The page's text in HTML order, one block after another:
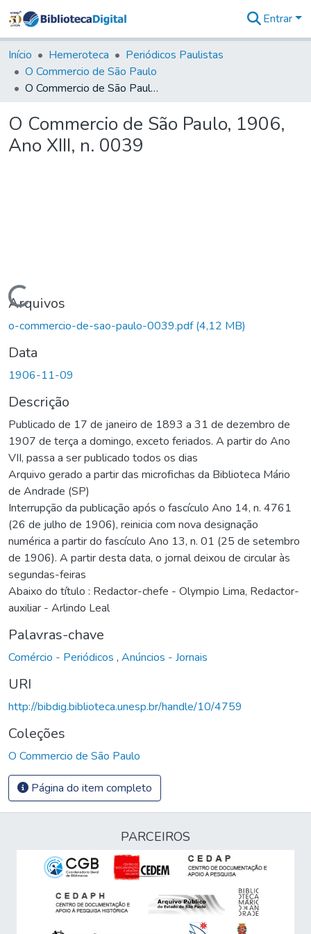
&
Coleções
Tudo na
Biblioteca
Estatísticas
Entrar
Início Hemeroteca
Periódicos Paulistas
O Commercio de São Paulo
O Commercio de São Paulo, 1906, Ano XIII, n. 0039
O Commercio de São Paulo, 1906,
Ano XIII, n. 0039
Carregando...
Arquivos
o-commercio-de-sao-paulo-0039.pdf(4,12 MB)
Data
1906-11-09
Descrição
Publicado de 17 de janeiro de 1893 a 31 de dezembro de
1907 de terça a domingo, exceto feriados. A partir do Ano
VII, passa a ser publicado todos os dias
Arquivo gerado a partir das microfichas da Biblioteca Mário
de Andrade (SP)
Interrupção da publicação após o fascículo Ano 14, n. 4761
(26 de julho de 1906), reinicia com nova designação
numérica a partir do fascículo Ano 13, n. 01 (25 de setembro
de 1906). A partir desta data, o jornal deixou de circular às
segundas-feiras
Abaixo do título : Redactor-chefe - Olympio Lima, Redactor-
auxiliar - Arlindo Leal
Palavras-chave
Comércio - Periódicos , Anúncios - Jornais
URI
http://bibdig.biblioteca.unesp.br/handle/10/4759
Coleções
O Commercio de São Paulo
Página do item completo
PARCEIROS